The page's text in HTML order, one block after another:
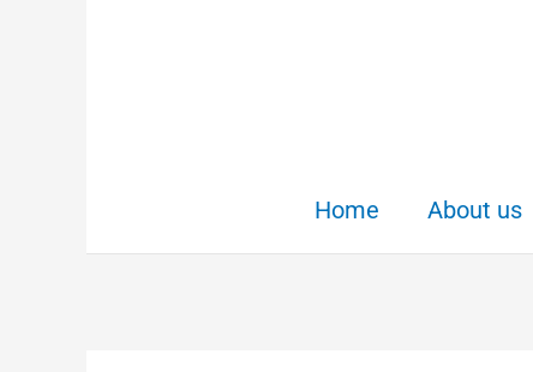
Home About us